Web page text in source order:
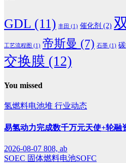
GDL (11) 丰田 (1) 催化剂 (2)
工艺流程图 (1) 帝斯曼 (7) 石墨 (1)
交换膜 (12)
You missed
氢燃料电池堆 行业动态
易氢动力完成数千万元天使+轮融
2026-08-07 808, ab
SOEC 固体燃料电池SOFC